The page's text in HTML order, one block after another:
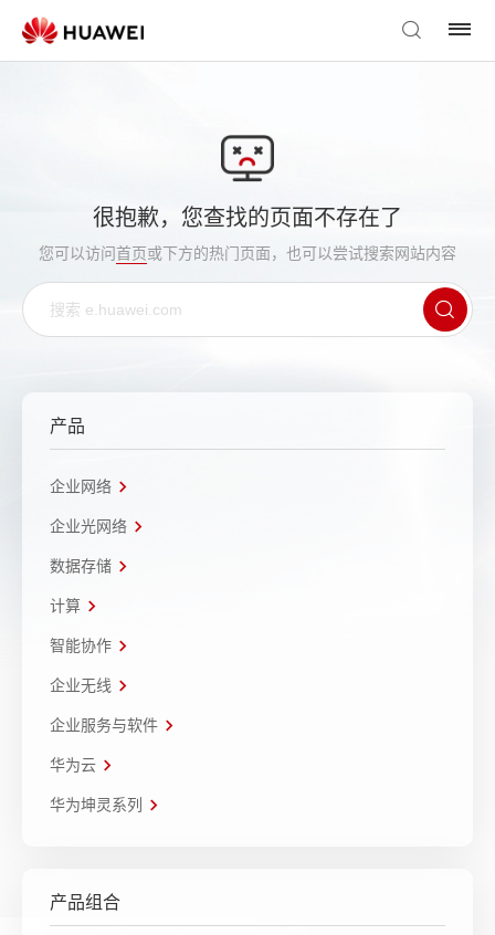
很抱歉，您查找的页面不存在了
您可以访问首页或下方的热门页面，也可以尝试搜索网站内容
产品
企业网络
企业光网络
数据存储
计算
智能协作
企业无线
企业服务与软件
华为云
华为坤灵系列
产品组合